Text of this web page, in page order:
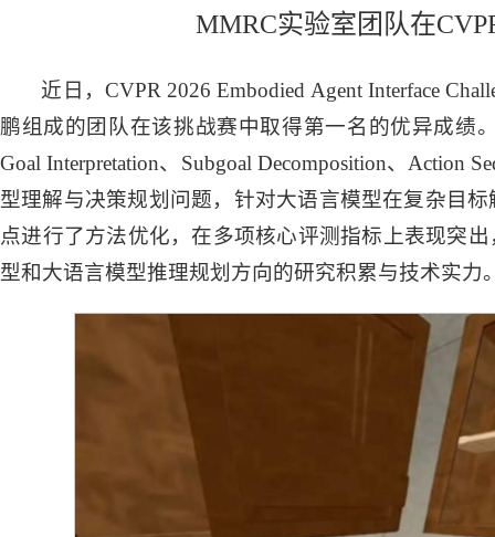
MMRC实验室团队在
近日，CVPR 2026 Embodied Agent Interface
鹏组成的团队在该挑战赛中取得第一名的优异成绩
Goal Interpretation、Subgoal Decomposition、Action
型理解与决策规划问题，针对大语言模型在复杂目
点进行了方法优化，在多项核心评测指标上表现突
型和大语言模型推理规划方向的研究积累与技术实力